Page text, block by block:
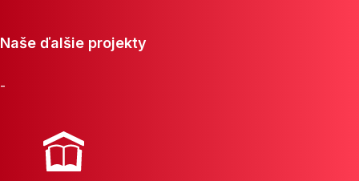
Naše ďalšie projekty
-